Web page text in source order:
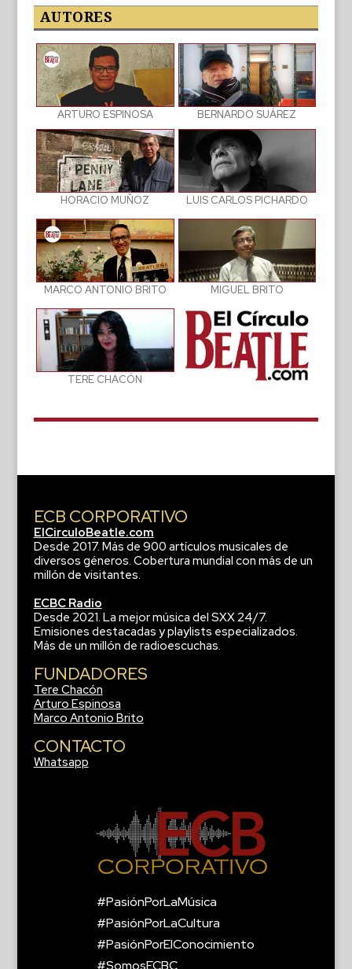
publicaciones
AUTORES
ARTURO ESPINOSA BERNARDO SUÁREZ
HORACIO MUÑOZ LUIS CARLOS PICHARDO
MARCO ANTONIO BRITO MIGUEL BRITO
TERE CHACÓN
ECB CORPORATIVO
ElCirculoBeatle.com
Desde 2017. Más de 900 artículos musicales de
diversos géneros. Cobertura mundial con más de un
millón de visitantes.
ECBC Radio
Desde 2021. La mejor música del SXX 24/7.
Emisiones destacadas y playlists especializados.
Más de un millón de radioescuchas.
FUNDADORES
Tere Chacón
Arturo Espinosa
Marco Antonio Brito
CONTACTO
Whatsapp
#PasiónPorLaMúsica
#PasiónPorLaCultura
#PasiónPorElConocimiento
#SomosECBC